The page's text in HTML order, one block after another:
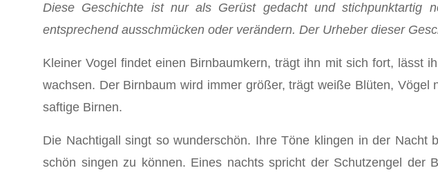
Diese Geschichte ist nur als Gerüst gedacht und stichpunktartig
entsprechend ausschmücken oder verändern. Der Urheber dieser
Kleiner Vogel findet einen Birnbaumkern, trägt ihn mit sich fort, lässt
wachsen. Der Birnbaum wird immer größer, trägt weiße Blüten,
saftige Birnen.
Die Nachtigall singt so wunderschön. Ihre Töne klingen in der
schön singen zu können. Eines nachts spricht der Schutzengel